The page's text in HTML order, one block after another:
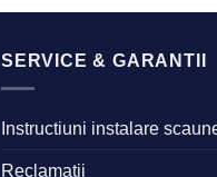
SERVICE & GARANTII
Instructiuni instalare
Reclamatii